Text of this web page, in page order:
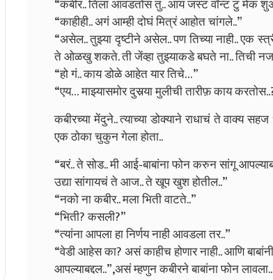
“कबीर.. तिला आवडतोस तु.. आय जस्ट वॉंन्ट टु मेक
“काहीही.. अगं आम्ही दोघं मित्रं आहोत चांगले..”
“असेल.. तुझ्या दृष्टीने असेल.. पण तिच्या नाही.. एक
ते ओळखु शकते. ती जेंव्हा तुझ्याकडे बघते ना.. तिची
“हो गं.. काय डोळे आहेत यार तिचे…”
“एय… माझ्यासमोर दुसर्‍या मुलीची तारीफ़ काय
कबीरच्या मेंदुने.. त्याच्या डोक्याने राधाचं ते वाक्य
एक ठोका चुकुन गेला होता..
“बरं.. ते सोड.. मी आई-बाबांना फोन करुन सांगू
उद्या सांगायचं ते आज.. ते खूप खुश होतील..”
“नको ना कबीर.. मला भिती वाटते..”
“भिती? कसली?”
“त्यांना आपला हा निर्णय नाही आवडला तर..”
“वेडी आहेस का? असं काहीच होणार नाही.. आणि
आपल्याबद्दल..”,असं म्हणुन कबीरने बाबांना फोन लावला..